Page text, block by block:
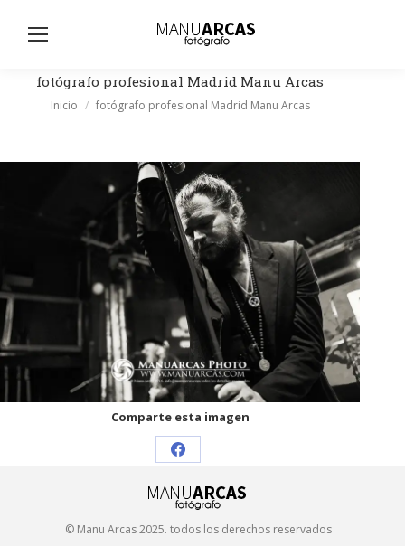
fotógrafo profesional Madrid Manu Arcas
Estás aquí:
Inicio fotógrafo profesional Madrid Manu Arcas
Comparte esta imagen
Share
on
Facebook
© Manu Arcas 2025. todos los derechos reservados